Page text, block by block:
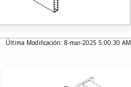
Última Modificación: 8-mar-2025 5:00:30 AM